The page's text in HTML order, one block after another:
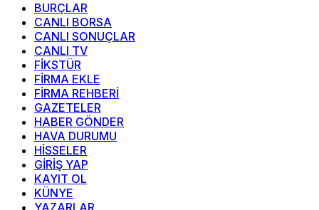
BURÇLAR
CANLI BORSA
CANLI SONUÇLAR
CANLI TV
FİKSTÜR
FİRMA EKLE
FİRMA REHBERİ
GAZETELER
HABER GÖNDER
HAVA DURUMU
HİSSELER
GİRİŞ YAP
KAYIT OL
KÜNYE